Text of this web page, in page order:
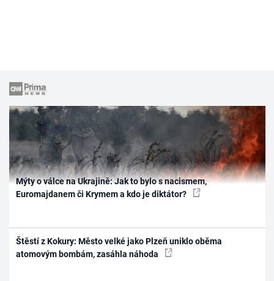
Mýty o válce na Ukrajině: Jak to bylo s nacismem,
Euromajdanem či Krymem a kdo je diktátor?
Štěstí z Kokury: Město velké jako Plzeň uniklo oběma
atomovým bombám, zasáhla náhoda